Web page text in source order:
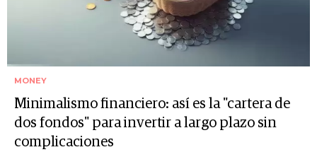
MONEY
Minimalismo financiero: así es la "cartera de
dos fondos" para invertir a largo plazo sin
complicaciones